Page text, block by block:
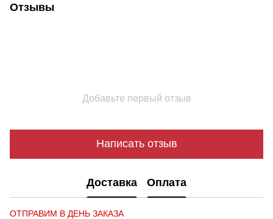
Отзывы
Добавьте первый отзыв
Написать отзыв
Доставка Оплата
ОТПРАВИМ В ДЕНЬ ЗАКАЗА